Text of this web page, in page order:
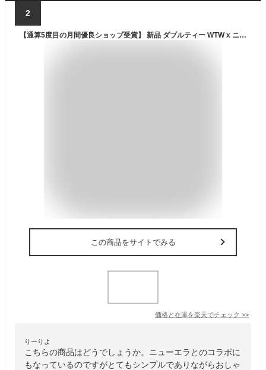
2
【通算5度目の月間優良ショップ受賞】 新品 ダブルティー WTW x ニューエラ NEW ERA 9FORTY 940AF MESH キャップ BEIGE ベージュ メンズ レディース 新作
この商品をサイトでみる
価格と在庫を楽天でチェック >>
りーりよ
こちらの商品はどうでしょうか。ニューエラとのコラボに
もなっているのですがとてもシンプルでありながらおしゃ